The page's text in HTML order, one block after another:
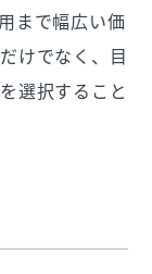
まで幅広い価
けでなく、目
選択すること